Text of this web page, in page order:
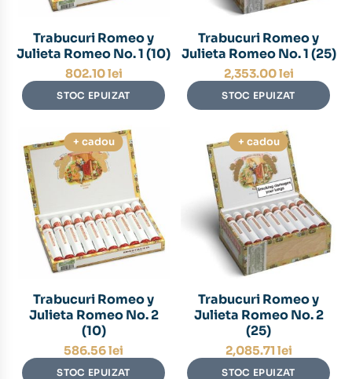
Trabucuri Romeo y
Julieta Romeo No. 1 (10)
802.10lei
STOC EPUIZAT
Trabucuri Romeo y
Julieta Romeo No. 1 (25)
2,353.00lei
STOC EPUIZAT
+ cadou
Trabucuri Romeo y
Julieta Romeo No. 2
(10)
586.56lei
STOC EPUIZAT
+ cadou
Trabucuri Romeo y
Julieta Romeo No. 2
(25)
2,085.71 lei
STOC EPUIZAT